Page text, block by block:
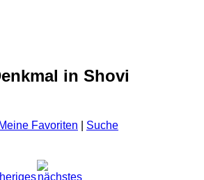
in Shovi
Meine Favoriten Suche